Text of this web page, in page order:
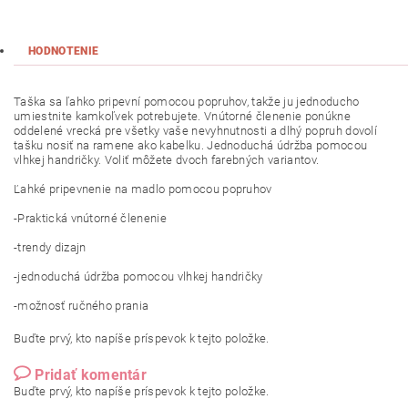
HODNOTENIE
Taška sa ľahko pripevní pomocou popruhov, takže ju jednoducho
umiestnite kamkoľvek potrebujete. Vnútorné členenie ponúkne
oddelené vrecká pre všetky vaše nevyhnutnosti a dlhý popruh dovolí
tašku nosiť na ramene ako kabelku. Jednoduchá údržba pomocou
vlhkej handričky. Voliť môžete dvoch farebných variantov.
Ľahké pripevnenie na madlo pomocou popruhov
-Praktická vnútorné členenie
-trendy dizajn
-jednoduchá údržba pomocou vlhkej handričky
-možnosť ručného prania
Buďte prvý, kto napíše príspevok k tejto položke.
Pridať komentár
Buďte prvý, kto napíše príspevok k tejto položke.